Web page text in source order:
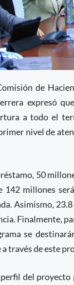
de
expresó
a todo el
nivel de
50
142 millones
Asimismo,
Finalmente,
se
a través de este
del